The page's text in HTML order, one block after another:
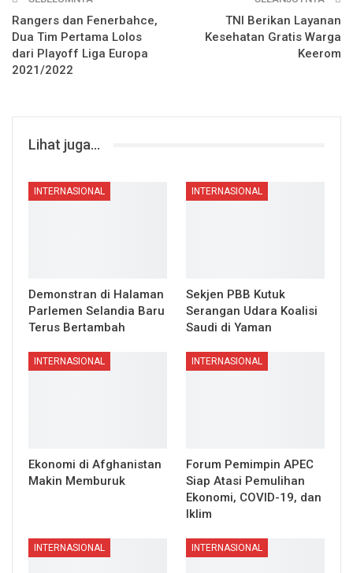
Rangers dan Fenerbahce,
Dua Tim Pertama Lolos
dari Playoff Liga Europa
2021/2022
TNI Berikan Layanan
Kesehatan Gratis Warga
Keerom
Lihat juga...
INTERNASIONAL
Demonstran di Halaman
Parlemen Selandia Baru
Terus Bertambah
INTERNASIONAL
Sekjen PBB Kutuk
Serangan Udara Koalisi
Saudi di Yaman
INTERNASIONAL
Ekonomi di Afghanistan
Makin Memburuk
INTERNASIONAL
Forum Pemimpin APEC
Siap Atasi Pemulihan
Ekonomi, COVID-19, dan
Iklim
INTERNASIONAL INTERNASIONAL